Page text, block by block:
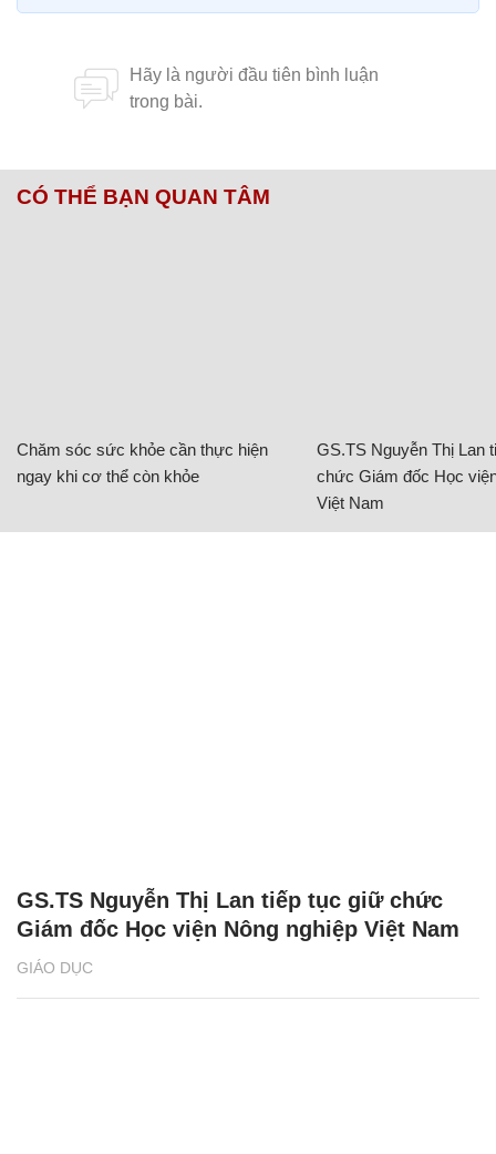
CÓ THỂ BẠN QUAN TÂM
Chăm sóc sức khỏe cần thực hiện
ngay khi cơ thể còn khỏe
GS.TS Nguyễn Thị Lan
chức Giám đốc Học
Việt Nam
GIÁO DỤC
GS.TS Nguyễn Thị Lan tiếp tục giữ chức
Giám đốc Học viện Nông nghiệp Việt Nam